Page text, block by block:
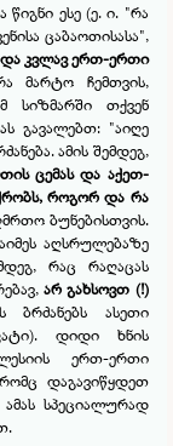
წიგნი ესე (ე. ი. "რა
ცაბაოთისასა",
კვლავ ერთ-ერთი
მარტო ჩემთვის,
სიზმარში თქვენ
გავალებთ: "აიღე
ამის შემდეგ,
ცემას და აქეთ-
როგორ და რა
ბუნებისთვის.
აღსრულებაზე
რაც რაღაცას
არ გახსოვთ (!)
ბრძანებს ასეთი
დიდი ხნის
ერთ-ერთი
დაგავიწყდეთ
სპეციალურად